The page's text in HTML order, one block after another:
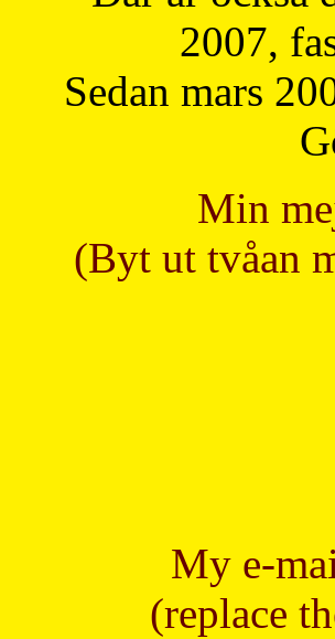
2007,
Sedan mars
Min
(Byt ut tvåan
My e-
(replace